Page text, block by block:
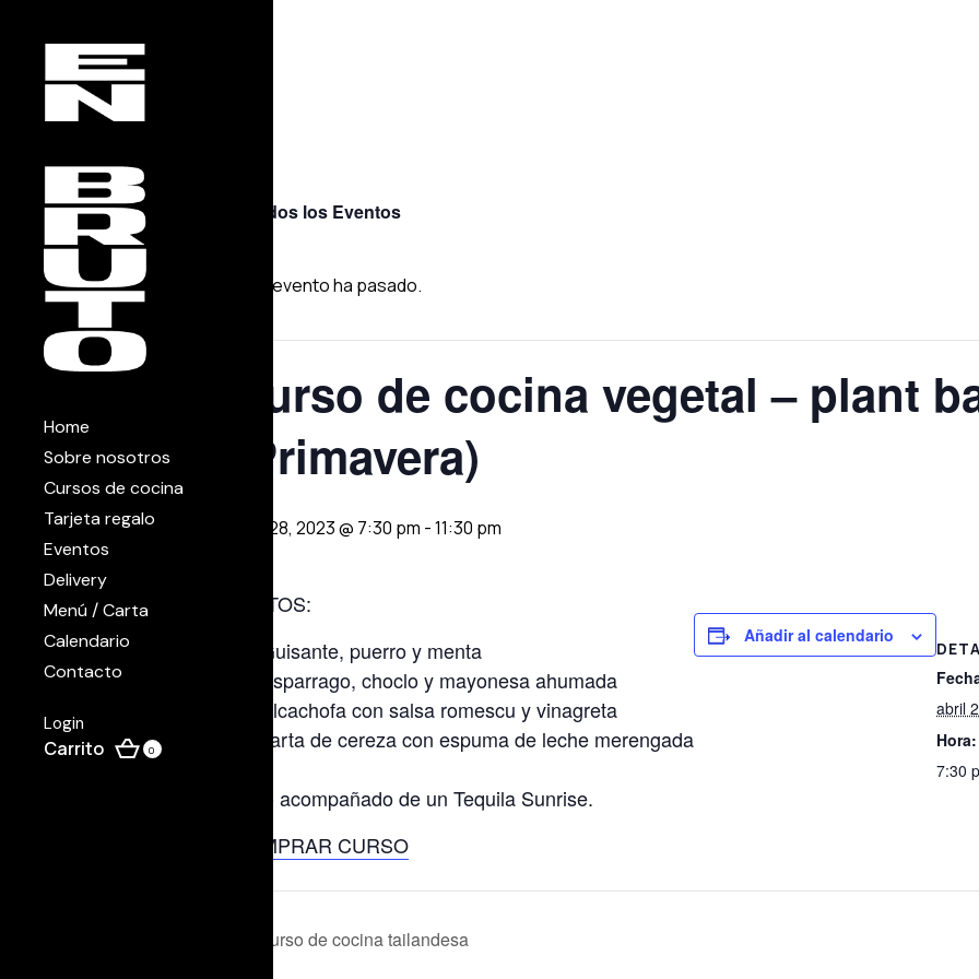
Home
Sobre nosotros
Cursos de cocina
Tarjeta regalo
Eventos
Delivery
Menú / Carta
Calendario
Contacto
Login
0
« Todos los Eventos
Este evento ha pasado.
Curso de cocina vegetal – plant
(Primavera)
abril 28, 2023 @ 7:30 pm -11:30 pm
PLATOS:
Guisante, puerro y menta
Esparrago, choclo y mayonesa ahumada
Alcachofa con salsa romescu y vinagreta
Tarta de cereza con espuma de leche merengada
Todo acompañado de un Tequila Sunrise.
COMPRAR CURSO
Añadir al calendario
abril
Hora:
7:30
Curso de cocina tailandesa